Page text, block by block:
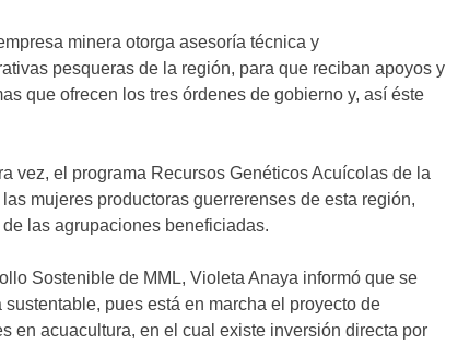
minera otorga asesoría técnica y
pesqueras de la región, para que reciban apoyos y
que ofrecen los tres órdenes de gobierno y, así éste
vez, el programa Recursos Genéticos Acuícolas de la
mujeres productoras guerrerenses de esta región,
las agrupaciones beneficiadas.
Sostenible de MML, Violeta Anaya informó que se
pues está en marcha el proyecto de
en acuacultura, en el cual existe inversión directa por